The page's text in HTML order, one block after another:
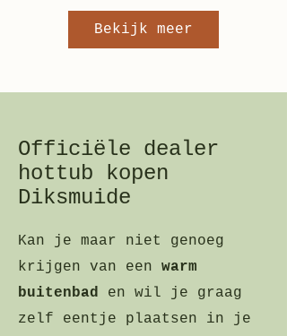
Bekijk meer
Officiële dealer
hottub kopen
Diksmuide
Kan je maar niet genoeg
krijgen van een warm
buitenbad en wil je graag
zelf eentje plaatsen in je